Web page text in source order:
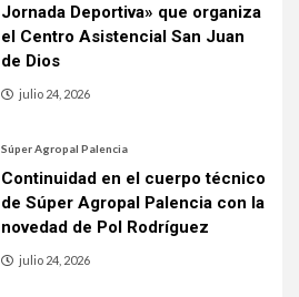
Jornada Deportiva» que organiza
el Centro Asistencial San Juan
de Dios
julio 24, 2026
Súper Agropal Palencia
Continuidad en el cuerpo técnico
de Súper Agropal Palencia con la
novedad de Pol Rodríguez
julio 24, 2026